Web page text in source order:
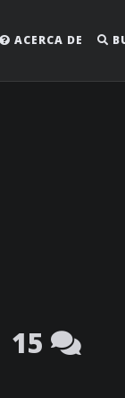
ACERCA DE
15